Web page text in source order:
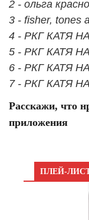
2 - ольга
3 - fisher, tones
4 - РКГ КАТЯ
5 - РКГ КАТЯ
6 - РКГ КАТЯ
7 - РКГ КАТЯ
Расскажи, что
приложения
ПЛЕЙ-